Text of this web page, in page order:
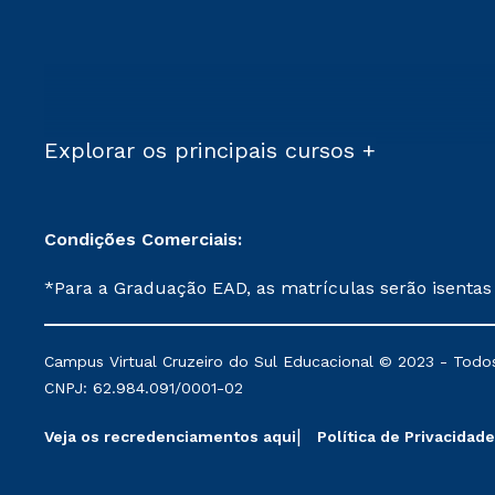
Explorar os principais cursos +
Condições Comerciais:
*Para a Graduação EAD, as matrículas serão
mantidos conforme negociação. Descontos
serviços.
Campus Virtual Cruzeiro do Sul Educacional © 2023 -
CNPJ: 62.984.091/0001-02
Veja os recredenciamentos aqui Política de Privacidade